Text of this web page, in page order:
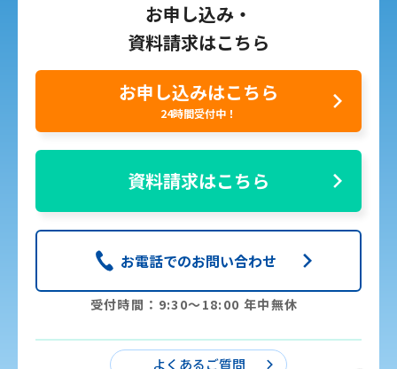
お申し込み・
資料請求はこちら
お申し込みはこちら
24時間受付中！
資料請求はこちら
お電話でのお問い合わせ
受付時間：9:30〜18:00 年中無休
よくあるご質問